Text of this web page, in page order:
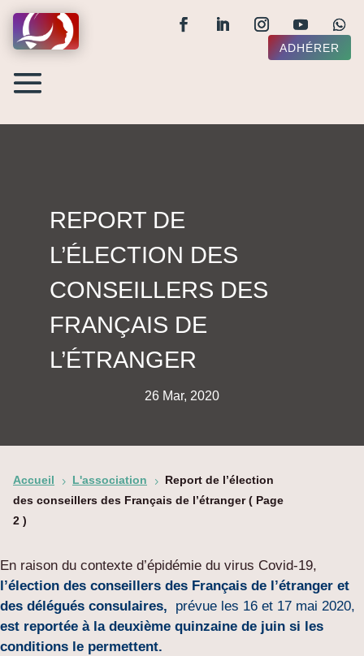
ADHÉRER
REPORT DE
L’ÉLECTION DES
CONSEILLERS DES
FRANÇAIS DE
L’ÉTRANGER
26 Mar, 2020
Accueil 5 L'association 5
Report de l’élection
des conseillers des Français de l’étranger( Page
2 )
En raison du contexte d’épidémie du virus Covid-19,
l’élection des conseillers des Français de l’étranger et
des délégués consulaires, prévue les 16 et 17 mai 2020,
est reportée à la deuxième quinzaine de juin si les
conditions le permettent.